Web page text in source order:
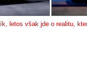
letos však jde o realitu,